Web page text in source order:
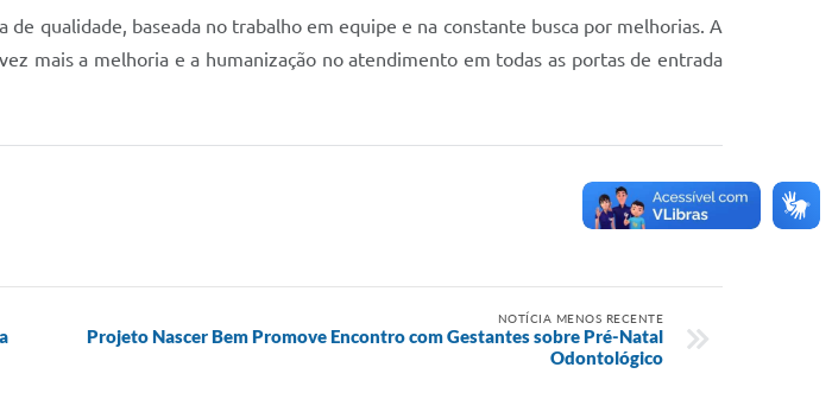
qualidade, baseada no trabalho em equipe e na constante busca por melhorias. A
mais a melhoria e a humanização no atendimento em todas as portas de entrada
NOTÍCIA MENOS RECENTE
Projeto Nascer Bem Promove Encontro com Gestantes sobre Pré-Natal
Odontológico